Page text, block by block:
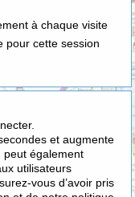
à chaque visite
pour cette session
et augmente
peut également
utilisateurs
vous d’avoir pris